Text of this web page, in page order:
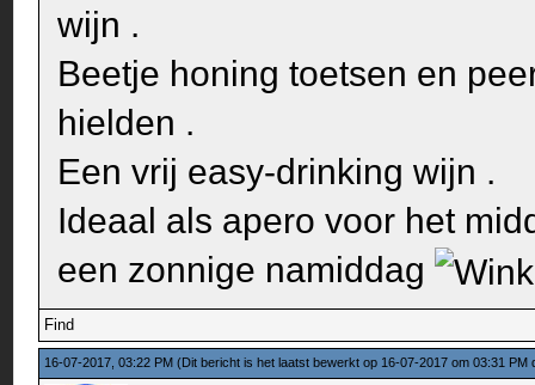
wijn .
Beetje honing toetsen en
hielden .
Een vrij easy-drinking wijn .
Ideaal als apero voor het
een zonnige namiddag
Find
16-07-2017, 03:22 PM(Dit bericht is het laatst bewerkt op 16-07-2017 om 03:31 PM